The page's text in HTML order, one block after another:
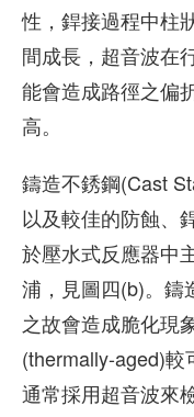
性，銲接過程中柱
間成長，超音波在
能會造成路徑之偏
高。
鑄造不銹鋼(Cast
以及較佳的防蝕、
於壓水式反應器中
浦，見圖四(b)。鑄
之故會造成脆化現
(thermally-aged)較
通常採用超音波來